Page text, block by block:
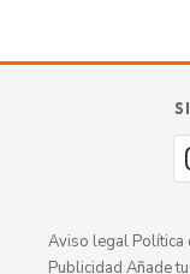
TU
Aviso legal· Política
Publicidad Añade